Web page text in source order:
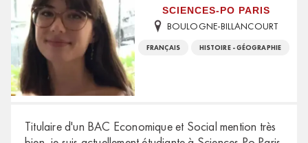
SCIENCES-PO PARIS
BOULOGNE-BILLANCOURT
FRANÇAIS HISTOIRE - GÉOGRAPHIE
Titulaire d'un BAC Economique et Social mention très